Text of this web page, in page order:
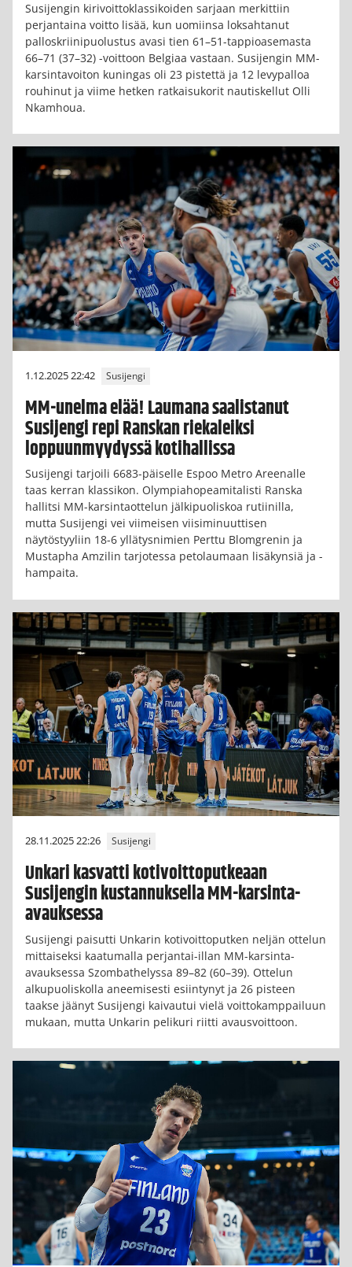
Susijengin kirivoittoklassikoiden sarjaan merkittiin
perjantaina voitto lisää, kun uomiinsa loksahtanut
palloskriinipuolustus avasi tien 61–51-tappioasemasta
66–71 (37–32) -voittoon Belgiaa vastaan. Susijengin MM-
karsintavoiton kuningas oli 23 pistettä ja 12 levypalloa
rouhinut ja viime hetken ratkaisukorit nautiskellut Olli
Nkamhoua.
1.12.2025 22:42 Susijengi
MM-unelma elää! Laumana saalistanut
Susijengi repi Ranskan riekaleiksi
loppuunmyydyssä kotihallissa
Susijengi tarjoili 6683-päiselle Espoo Metro Areenalle
taas kerran klassikon. Olympiahopeamitalisti Ranska
hallitsi MM-karsintaottelun jälkipuoliskoa rutiinilla,
mutta Susijengi vei viimeisen viisiminuuttisen
näytöstyyliin 18-6 yllätysnimien Perttu Blomgrenin ja
Mustapha Amzilin tarjotessa petolaumaan lisäkynsiä ja -
hampaita.
28.11.2025 22:26 Susijengi
Unkari kasvatti kotivoittoputkeaan
Susijengin kustannuksella MM-karsinta-
avauksessa
Susijengi paisutti Unkarin kotivoittoputken neljän ottelun
mittaiseksi kaatumalla perjantai-illan MM-karsinta-
avauksessa Szombathelyssa 89–82 (60–39). Ottelun
alkupuoliskolla aneemisesti esiintynyt ja 26 pisteen
taakse jäänyt Susijengi kaivautui vielä voittokamppailuun
mukaan, mutta Unkarin pelikuri riitti avausvoittoon.